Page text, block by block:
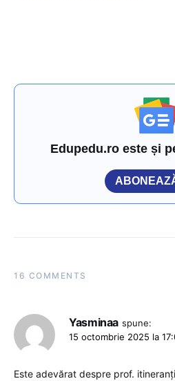
Edupedu.ro este și
16 COMMENTS
Yasminaa spune:
15 octombrie 2025 la
Este adevărat despre prof.